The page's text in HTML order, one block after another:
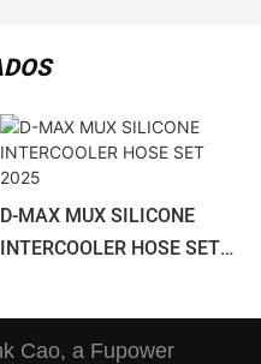
D-MAX MUX SILICONE
INTERCOOLER HOSE SET
Cao, a Fupower